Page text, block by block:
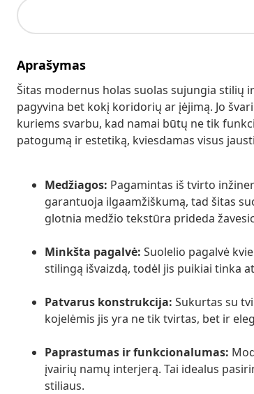
Aprašymas
Šitas modernus holas suolas sujungia
pagyvina bet kokį koridorių ar įėjimą. Jo
kuriems svarbu, kad namai būtų ne tik
patogumą ir estetiką, kviesdamas visus
Medžiagos: Pagamintas iš tvirto
garantuoja ilgaamžiškumą, tad šitas
glotnia medžio tekstūra prideda
Minkšta pagalvė: Suolelio pagalvė
stilingą išvaizdą, todėl jis puikiai tinka
Patvarus konstrukcija: Sukurtas su
kojelėmis jis yra ne tik tvirtas, bet ir
Paprastumas ir funkcionalumas:
įvairių namų interjerą. Tai idealus
stiliaus.